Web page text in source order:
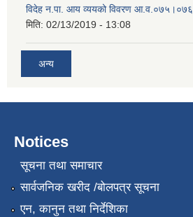
विदेह न.पा. आय व्ययको विवरण आ.व.०७५।०७६
मिति: 02/13/2019 - 13:08
अन्य
Notices
सूचना तथा समाचार
सार्वजनिक खरीद /बोलपत्र सूचना
एन, कानुन तथा निर्देशिका